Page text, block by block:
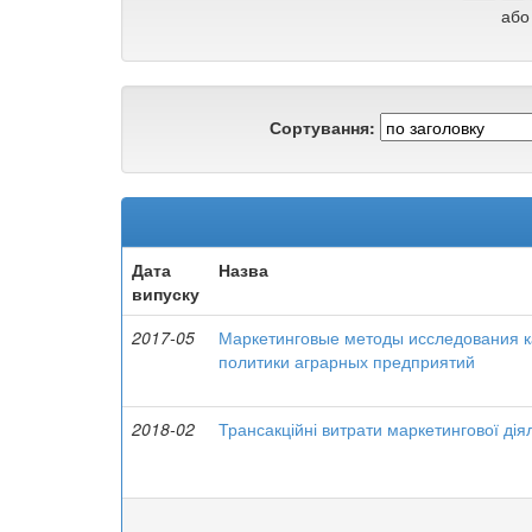
або
Сортування:
Дата
випуску
Назва
2017-05
Маркетинговые методы исследования
политики аграрных предприятий
2018-02
Трансакційні витрати маркетингової